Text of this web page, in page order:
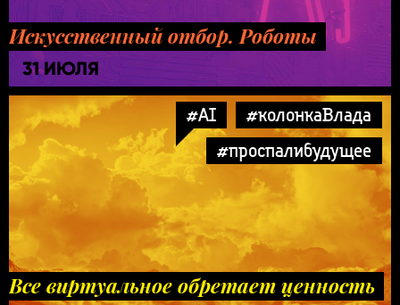
Искусственный отбор. Роботы
31 ИЮЛЯ
#AI
#колонкаВлада
#проспалибудущее
Все виртуальное обретает ценность